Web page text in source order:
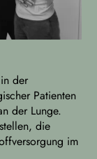
der
Patienten
der Lunge.
die
im